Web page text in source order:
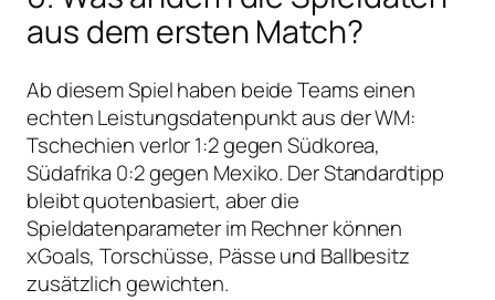
aus dem ersten Match?
Ab diesem Spiel haben beide Teams einen
echten Leistungsdatenpunkt aus der WM:
Tschechien verlor 1:2 gegen Südkorea,
Südafrika 0:2 gegen Mexiko. Der Standardtipp
bleibt quotenbasiert, aber die
Spieldatenparameter im Rechner können
xGoals, Torschüsse, Pässe und Ballbesitz
zusätzlich gewichten.